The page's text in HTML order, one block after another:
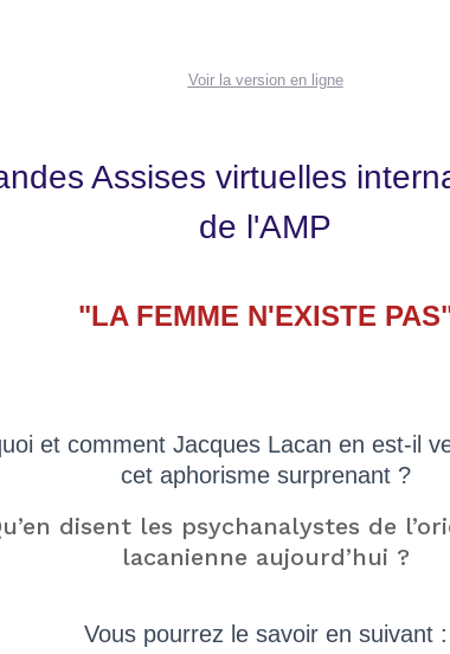
Voir la version en ligne
Assises virtuelles
de l'AMP
"LA FEMME N'EXISTE
et comment Jacques Lacan en est-il
cet aphorisme surprenant ?
disent les psychanalystes de
lacanienne aujourd’hui ?
Vous pourrez le savoir en suivant :